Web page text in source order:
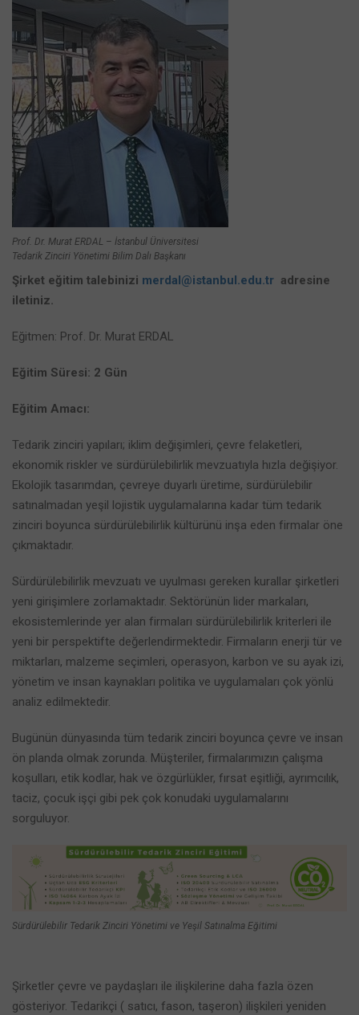
Prof. Dr. Murat ERDAL – İstanbul Üniversitesi
Tedarik Zinciri Yönetimi Bilim Dalı Başkanı
Şirket eğitim talebinizi merdal@istanbul.edu.tr adresine
iletiniz.
Eğitmen: Prof. Dr. Murat ERDAL
Eğitim Süresi: 2 Gün
Eğitim Amacı:
Tedarik zinciri yapıları; iklim değişimleri, çevre felaketleri,
ekonomik riskler ve sürdürülebilirlik mevzuatıyla hızla değişiyor.
Ekolojik tasarımdan, çevreye duyarlı üretime, sürdürülebilir
satınalmadan yeşil lojistik uygulamalarına kadar tüm tedarik
zinciri boyunca sürdürülebilirlik kültürünü inşa eden firmalar öne
çıkmaktadır.
Sürdürülebilirlik mevzuatı ve uyulması gereken kurallar şirketleri
yeni girişimlere zorlamaktadır. Sektörünün lider markaları,
ekosistemlerinde yer alan firmaları sürdürülebilirlik kriterleri ile
yeni bir perspektifte değerlendirmektedir. Firmaların enerji tür ve
miktarları, malzeme seçimleri, operasyon, karbon ve su ayak izi,
yönetim ve insan kaynakları politika ve uygulamaları çok yönlü
analiz edilmektedir.
Bugünün dünyasında tüm tedarik zinciri boyunca çevre ve insan
ön planda olmak zorunda. Müşteriler, firmalarımızın çalışma
koşulları, etik kodlar, hak ve özgürlükler, fırsat eşitliği, ayrımcılık,
taciz, çocuk işçi gibi pek çok konudaki uygulamalarını
sorguluyor.
Sürdürülebilir Tedarik Zinciri Yönetimi ve Yeşil Satınalma Eğitimi
Şirketler çevre ve paydaşları ile ilişkilerine daha fazla özen
gösteriyor. Tedarikçi ( satıcı, fason, taşeron) ilişkileri yeniden